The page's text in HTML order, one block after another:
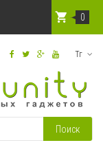
Тг
Поиск
0